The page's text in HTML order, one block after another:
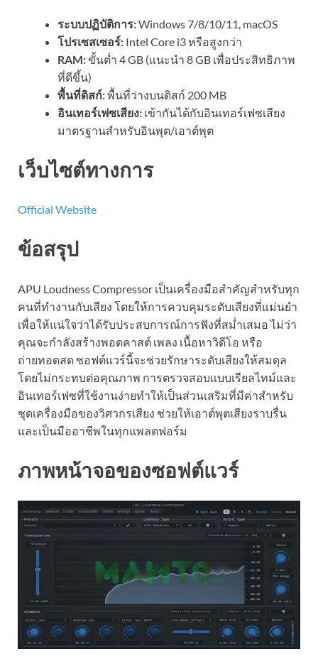
ระบบปฏิบัติการ:Windows 7/8/10/11, macOS
โปรเซสเซอร์: Intel Core i3 หรือสูงกว่า
RAM:ขั้นต่ำ 4 GB (แนะนำ 8 GB เพื่อประสิทธิภาพ
ที่ดีขึ้น)
พื้นที่ดิสก์:พื้นที่ว่างบนดิสก์ 200 MB
อินเทอร์เฟซเสียง: เข้ากันได้กับอินเทอร์เฟซเสียง
มาตรฐานสำหรับอินพุต/เอาต์พุต
เว็บไซต์ทางการ
Official Website
ข้อสรุป
APU Loudness Compressor เป็นเครื่องมือสำคัญสำหรับทุก
คนที่ทำงานกับเสียง โดยให้การควบคุมระดับเสียงที่แม่นยำ
เพื่อให้แน่ใจว่าได้รับประสบการณ์การฟังที่สม่ำเสมอ ไม่ว่า
คุณจะกำลังสร้างพอดคาสต์ เพลง เนื้อหาวิดีโอ หรือ
ถ่ายทอดสด ซอฟต์แวร์นี้จะช่วยรักษาระดับเสียงให้สมดุล
โดยไม่กระทบต่อคุณภาพ การตรวจสอบแบบเรียลไทม์และ
อินเทอร์เฟซที่ใช้งานง่ายทำให้เป็นส่วนเสริมที่มีค่าสำหรับ
ชุดเครื่องมือของวิศวกรเสียง ช่วยให้เอาต์พุตเสียงราบรื่น
และเป็นมืออาชีพในทุกแพลตฟอร์ม
ภาพหน้าจอของซอฟต์แวร์